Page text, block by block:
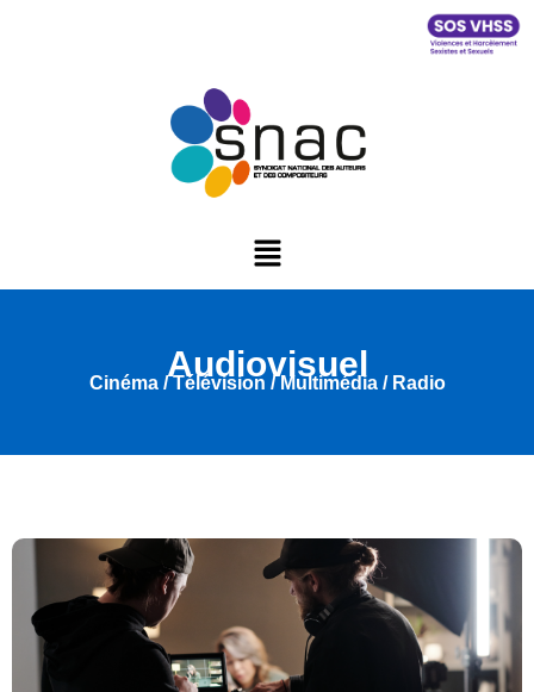
Audiovisuel
Cinéma / Télévision / Multimédia / Radio